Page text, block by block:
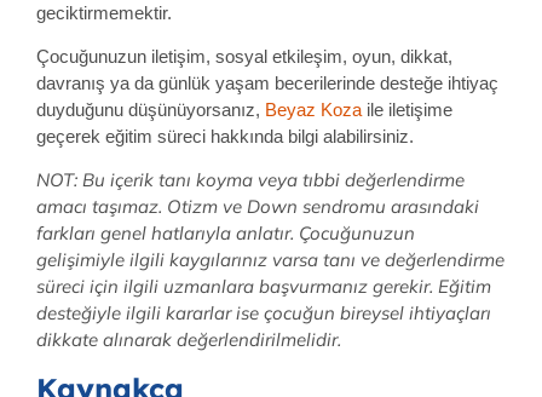
geciktirmemektir.
Çocuğunuzun iletişim, sosyal etkileşim, oyun, dikkat,
davranış ya da günlük yaşam becerilerinde desteğe ihtiyaç
duyduğunu düşünüyorsanız, Beyaz Koza ile iletişime
geçerek eğitim süreci hakkında bilgi alabilirsiniz.
NOT: Bu içerik tanı koyma veya tıbbi değerlendirme
amacı taşımaz. Otizm ve Down sendromu arasındaki
farkları genel hatlarıyla anlatır. Çocuğunuzun
gelişimiyle ilgili kaygılarınız varsa tanı ve değerlendirme
süreci için ilgili uzmanlara başvurmanız gerekir. Eğitim
desteğiyle ilgili kararlar ise çocuğun bireysel ihtiyaçları
dikkate alınarak değerlendirilmelidir.
Kaynakça